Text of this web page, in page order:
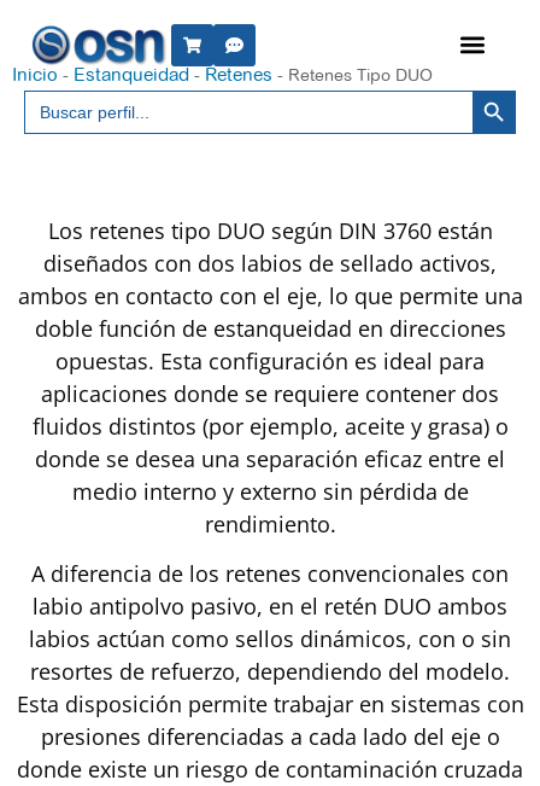
Buscar: Botón
Inicio - Estanqueidad - Retenes - Retenes Tipo DUO
Los retenes tipo DUO según DIN 3760 están
diseñados con dos labios de sellado activos,
ambos en contacto con el eje, lo que permite una
doble función de estanqueidad en direcciones
opuestas. Esta configuración es ideal para
aplicaciones donde se requiere contener dos
fluidos distintos (por ejemplo, aceite y grasa) o
donde se desea una separación eficaz entre el
medio interno y externo sin pérdida de
rendimiento.
A diferencia de los retenes convencionales con
labio antipolvo pasivo, en el retén DUO ambos
labios actúan como sellos dinámicos, con o sin
resortes de refuerzo, dependiendo del modelo.
Esta disposición permite trabajar en sistemas con
presiones diferenciadas a cada lado del eje o
donde existe un riesgo de contaminación cruzada